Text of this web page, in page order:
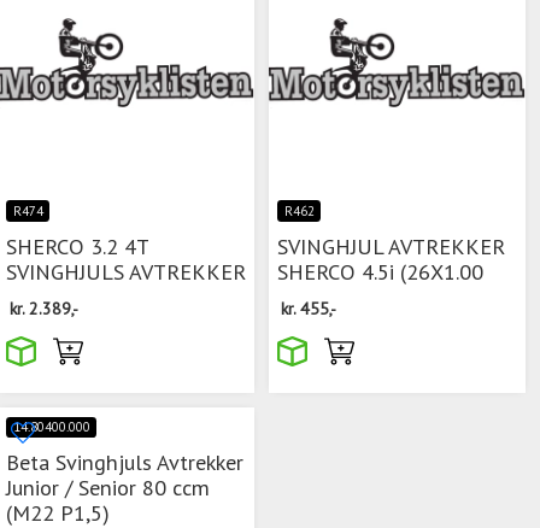
R474
SHERCO 3.2 4T
SVINGHJULS AVTREKKER
kr.2.389,-
R462
SVINGHJUL AVTREKKER
SHERCO 4.5i (26X1.00
kr.455,-
14.80400.000
Beta Svinghjuls Avtrekker
Junior / Senior 80 ccm
(M22 P1,5)